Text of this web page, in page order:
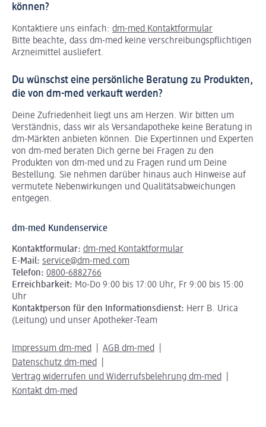
können?
Kontaktiere uns einfach: dm-med Kontaktformular
Bitte beachte, dass dm-med keine verschreibungspflichtigen
Arzneimittel ausliefert.
Du wünschst eine persönliche Beratung zu Produkten,
die von dm-med verkauft werden?
Deine Zufriedenheit liegt uns am Herzen. Wir bitten um
Verständnis, dass wir als Versandapotheke keine Beratung in
dm-Märkten anbieten können. Die Expertinnen und Experten
von dm-med beraten Dich gerne bei Fragen zu den
Produkten von dm-med und zu Fragen rund um Deine
Bestellung. Sie nehmen darüber hinaus auch Hinweise auf
vermutete Nebenwirkungen und Qualitätsabweichungen
entgegen.
dm-med Kundenservice
Kontaktformular: dm-med Kontaktformular
E-Mail: service@dm-med.com
Telefon: 0800-6882766
Erreichbarkeit: Mo-Do 9:00 bis 17:00 Uhr, Fr 9:00 bis 15:00
Uhr
Kontaktperson für den Informationsdienst: Herr B. Urica
(Leitung) und unser Apotheker-Team
Impressum dm-med
AGB dm-med
Datenschutz dm-med
Vertrag widerrufen und Widerrufsbelehrung dm-med
Kontakt dm-med